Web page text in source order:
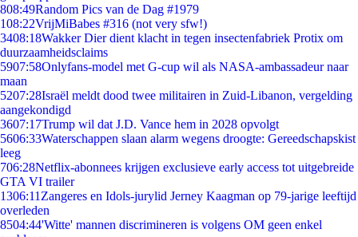
808:49Random Pics van de Dag #1979
108:22VrijMiBabes #316 (not very sfw!)
3408:18Wakker Dier dient klacht in tegen insectenfabriek Protix om
duurzaamheidsclaims
5907:58Onlyfans-model met G-cup wil als NASA-ambassadeur naar
maan
5207:28Israël meldt dood twee militairen in Zuid-Libanon, vergelding
aangekondigd
3607:17Trump wil dat J.D. Vance hem in 2028 opvolgt
5606:33Waterschappen slaan alarm wegens droogte: Gereedschapskist
leeg
706:28Netflix-abonnees krijgen exclusieve early access tot uitgebreide
GTA VI trailer
1306:11 Zangeres en Idols-jurylid Jerney Kaagman op 79-jarige leeftijd
overleden
8504:44'Witte' mannen discrimineren is volgens OM geen enkel